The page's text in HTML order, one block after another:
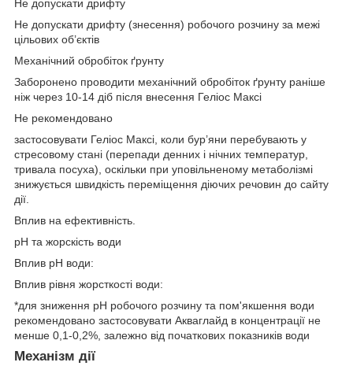
Не допускати дрифту
Не допускати дрифту (знесення) робочого розчину за межі
цільових об’єктів
Механічний обробіток ґрунту
Заборонено проводити механічний обробіток ґрунту раніше
ніж через 10-14 діб після внесення Геліос Максі
Не рекомендовано
застосовувати Геліос Максі, коли бур’яни перебувають у
стресовому стані (перепади денних і нічних температур,
тривала посуха), оскільки при уповільненому метаболізмі
знижується швидкість переміщення діючих речовин до сайту
дії.
Вплив на ефективність.
pH та жорскість води
Вплив рH води:
Вплив рівня жорсткості води:
*для зниження рН робочого розчину та пом'якшення води
рекомендовано застосовувати Акваглайд в концентрації не
менше 0,1-0,2%, залежно від початкових показників води
Механізм дії